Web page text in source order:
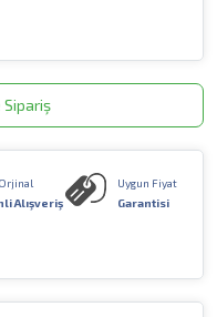
Alışveriş
Uygun Fiyat
Garantisi